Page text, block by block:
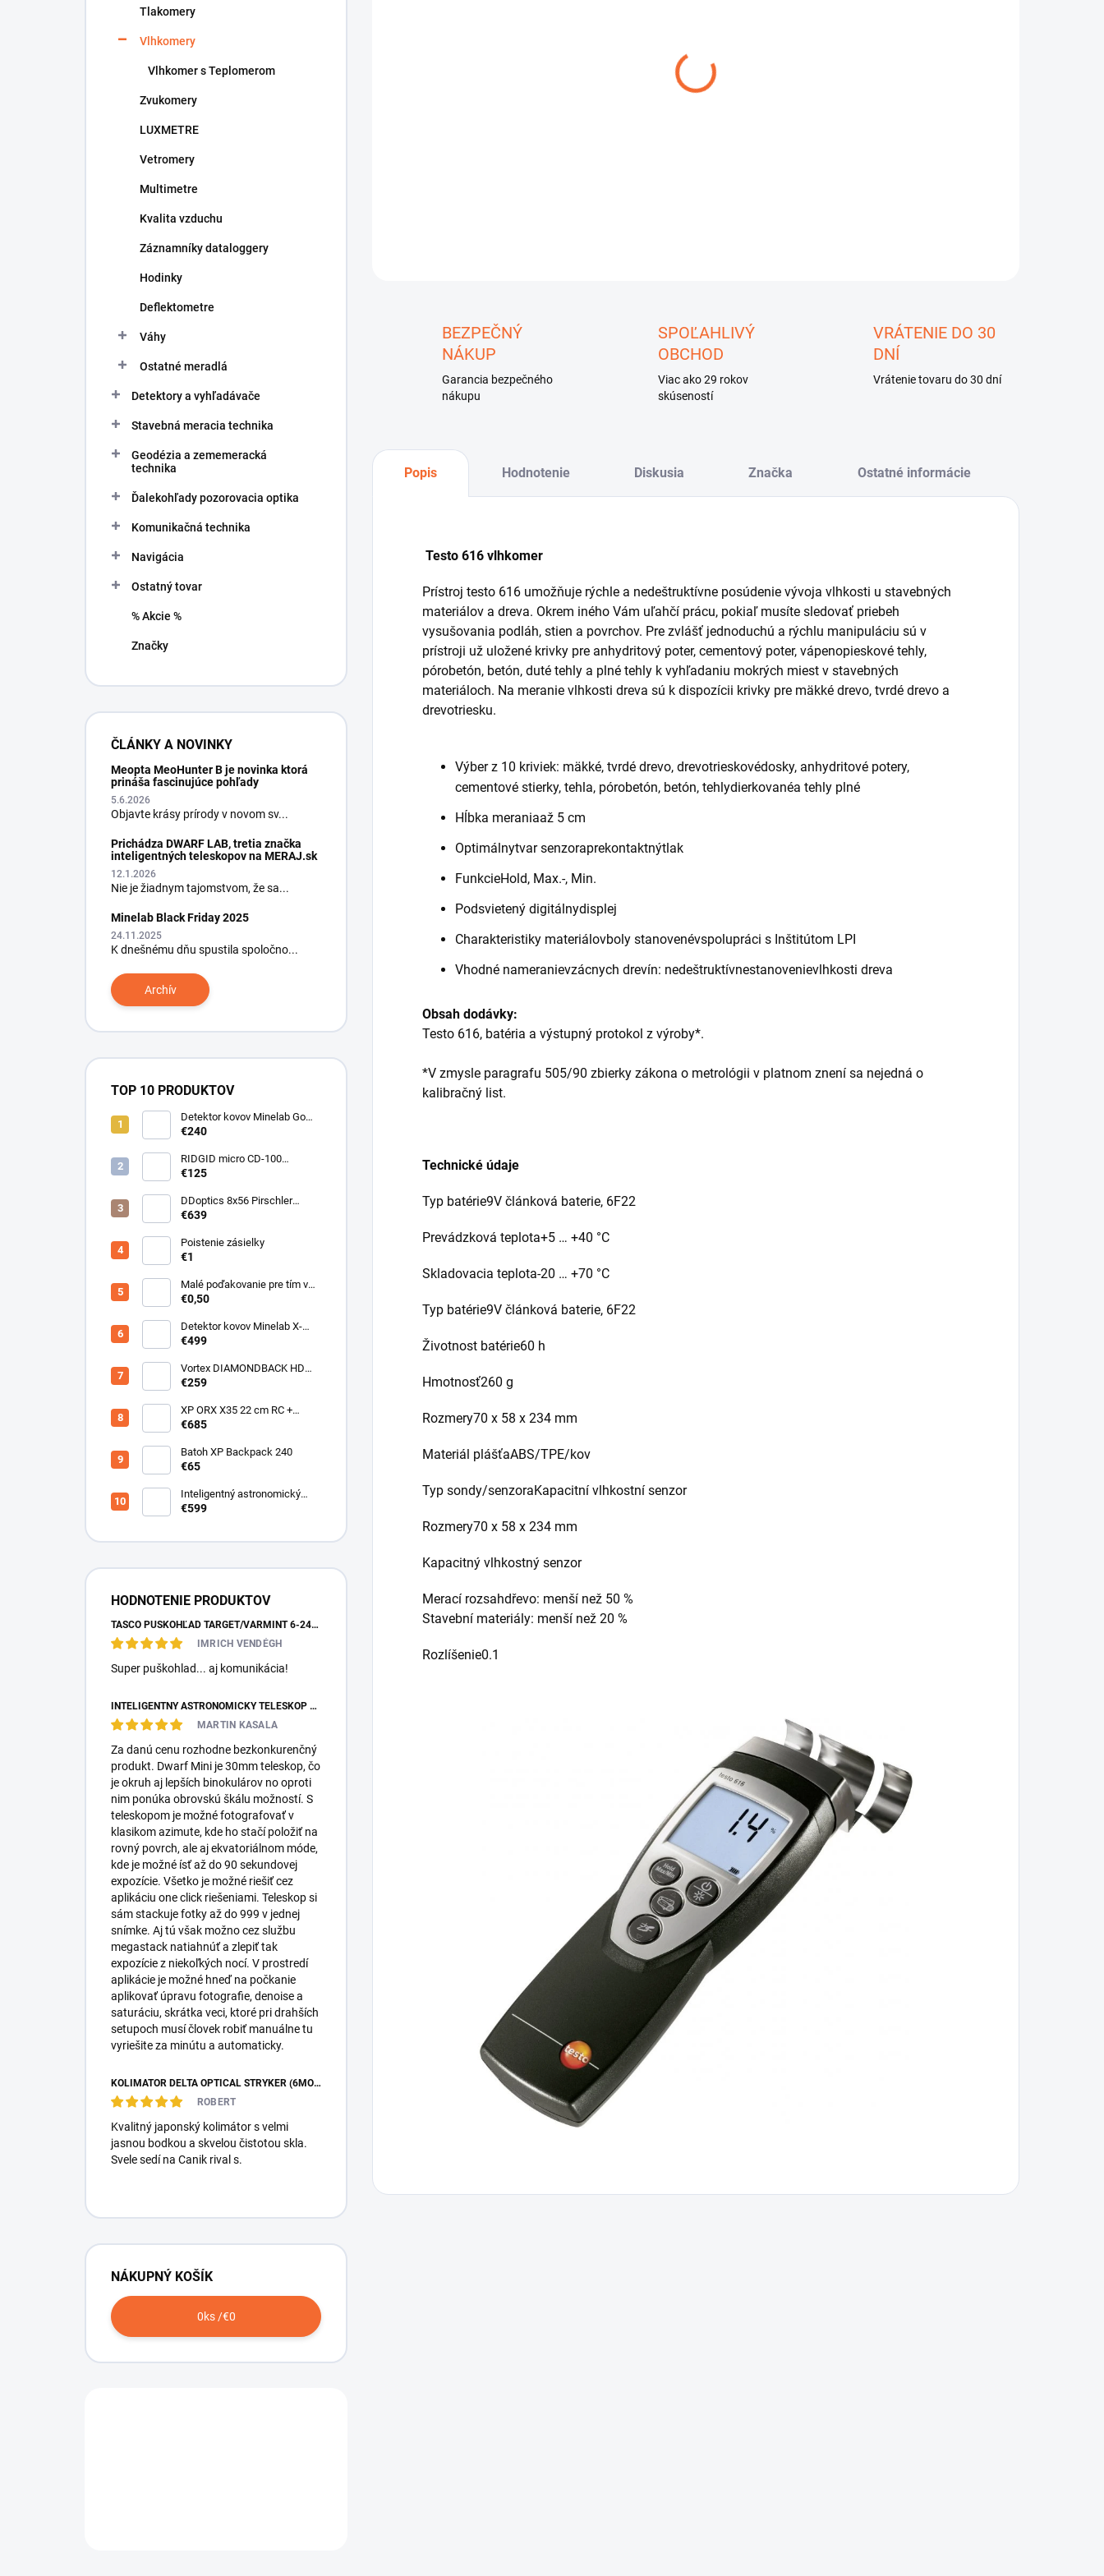
Tlakomery
Vlhkomery
Vlhkomer s Teplomerom
Zvukomery
LUXMETRE
Vetromery
Multimetre
Kvalita vzduchu
Záznamníky dataloggery
Hodinky
Deflektometre
Váhy
Ostatné meradlá
Detektory a vyhľadávače
Stavebná meracia technika
Geodézia a zememeracká
technika
Ďalekohľady pozorovacia optika
Komunikačná technika
Navigácia
Ostatný tovar
% Akcie %
Značky
ČLÁNKY A NOVINKY
Meopta MeoHunter B je novinka ktorá
prináša fascinujúce pohľady
5.6.2026
Objavte krásy prírody v novom sv...
Prichádza DWARF LAB, tretia značka
inteligentných teleskopov na MERAJ.sk
12.1.2026
Nie je žiadnym tajomstvom, že sa...
Minelab Black Friday 2025
24.11.2025
K dnešnému dňu spustila spoločno...
Archív
TOP 10 PRODUKTOV
Detektor kovov Minelab Go
Find 66
€240
RIDGID micro CD-100
Detektor horľavých plynov
€125
DDoptics 8x56 Pirschler
Gen.3 Magnesium zelený
€639
Poistenie zásielky
€1
Malé poďakovanie pre tím v
sklade
€0,50
Detektor kovov Minelab X-
Terra ELITE pinpoiter set
€499
Vortex DIAMONDBACK HD
10X50
€259
XP ORX X35 22 cm RC +
bezdrôtové slúchadlá
€685
Batoh XP Backpack 240
€65
Inteligentný astronomický
teleskop DwarfLab Dwarf III
€599
HODNOTENIE PRODUKTOV
TASCO PUŠKOHĽAD TARGET/VARMINT 6-24X42 MILDOT
IMRICH VENDÉGH
Super puškohlad... aj komunikácia!
INTELIGENTNÝ ASTRONOMICKÝ TELESKOP DWARFLAB DWARF MINI
MARTIN KASALA
Za danú cenu rozhodne bezkonkurenčný
produkt. Dwarf Mini je 30mm teleskop, čo
je okruh aj lepších binokulárov no oproti
nim ponúka obrovskú škálu možností. S
teleskopom je možné fotografovať v
klasikom azimute, kde ho stačí položiť na
rovný povrch, ale aj ekvatoriálnom móde,
kde je možné ísť až do 90 sekundovej
expozície. Všetko je možné riešiť cez
aplikáciu one click riešeniami. Teleskop si
sám stackuje fotky až do 999 v jednej
snímke. Aj tú však možno cez službu
megastack natiahnúť a zlepiť tak
expozície z niekoľkých nocí. V prostredí
aplikácie je možné hneď na počkanie
aplikovať úpravu fotografie, denoise a
saturáciu, skrátka veci, ktoré pri drahších
setupoch musí človek robiť manuálne tu
vyriešite za minútu a automaticky.
KOLIMÁTOR DELTA OPTICAL STRYKER (6MOA)
ROBERT
Kvalitný japonský kolimátor s velmi
jasnou bodkou a skvelou čistotou skla.
Svele sedí na Canik rival s.
NÁKUPNÝ KOŠÍK
0ks /€0
BEZPEČNÝ
NÁKUP
Garancia bezpečného
nákupu
SPOĽAHLIVÝ
OBCHOD
Viac ako 29 rokov
skúseností
VRÁTENIE DO 30
DNÍ
Vrátenie tovaru do 30 dní
Popis Hodnotenie Diskusia Značka Ostatné informácie
Testo 616 vlhkomer
Prístroj testo 616 umožňuje rýchle a nedeštruktívne posúdenie vývoja vlhkosti u stavebných
materiálov a dreva. Okrem iného Vám uľahčí prácu, pokiaľ musíte sledovať priebeh
vysušovania podláh, stien a povrchov. Pre zvlášť jednoduchú a rýchlu manipuláciu sú v
prístroji už uložené krivky pre anhydritový poter, cementový poter, vápenopieskové tehly,
pórobetón, betón, duté tehly a plné tehly k vyhľadaniu mokrých miest v stavebných
materiáloch. Na meranie vlhkosti dreva sú k dispozícii krivky pre mäkké drevo, tvrdé drevo a
drevotriesku.
Výber z 10 kriviek: mäkké, tvrdé drevo, drevotrieskovédosky, anhydritové potery,
cementové stierky, tehla, pórobetón, betón, tehlydierkovanéa tehly plné
Hĺbka meraniaaž 5 cm
Optimálnytvar senzoraprekontaktnýtlak
FunkcieHold, Max.-, Min.
Podsvietený digitálnydisplej
Charakteristiky materiálovboly stanovenévspolupráci s Inštitútom LPI
Vhodné nameranievzácnych drevín: nedeštruktívnestanovenievlhkosti dreva
Obsah dodávky:
Testo 616, batéria a výstupný protokol z výroby*.
*V zmysle paragrafu 505/90 zbierky zákona o metrológii v platnom znení sa nejedná o
kalibračný list.
Technické údaje
Typ batérie9V článková baterie, 6F22
Prevádzková teplota+5 … +40 °C
Skladovacia teplota-20 … +70 °C
Typ batérie9V článková baterie, 6F22
Životnost batérie60 h
Hmotnosť260 g
Rozmery70 x 58 x 234 mm
Materiál plášťaABS/TPE/kov
Typ sondy/senzoraKapacitní vlhkostní senzor
Rozmery70 x 58 x 234 mm
Kapacitný vlhkostný senzor
Merací rozsahdřevo: menší než 50 %
Stavební materiály: menší než 20 %
Rozlíšenie0.1